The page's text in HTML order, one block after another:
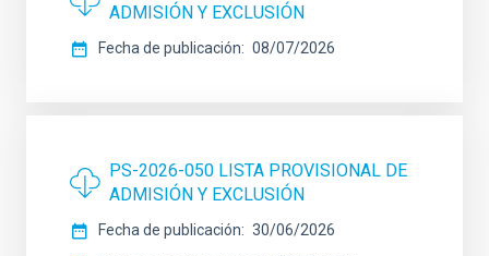
ADMISIÓN Y EXCLUSIÓN
Fecha de publicación 08/07/2026
PS-2026-050 LISTA PROVISIONAL DE
ADMISIÓN Y EXCLUSIÓN
Fecha de publicación
30/06/2026